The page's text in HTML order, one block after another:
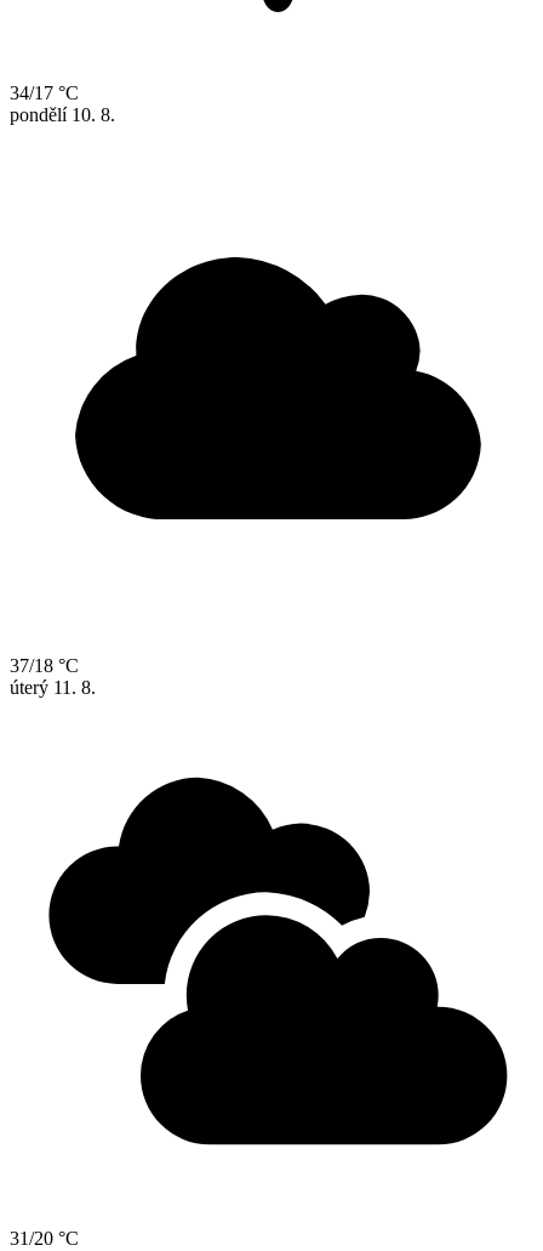
34/17 °C
pondělí 10. 8.
37/18 °C
úterý 11. 8.
31/20 °C